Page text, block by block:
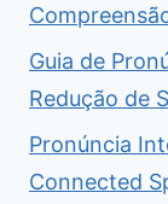
Guia de
Redução de
Pronúncia
Connected